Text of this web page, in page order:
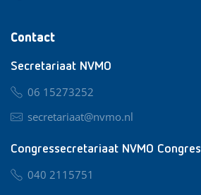
Contact
Secretariaat NVMO
06 15273252
secretariaat@nvmo.nl
Congressecretariaat NVMO Congres
040 2115751